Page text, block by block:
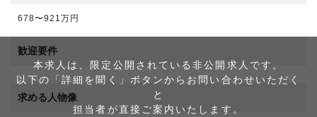
678〜921万円
本求人は、限定公開されている非公開求人です。
以下の「詳細を聞く」ボタンからお問い合わせいただく
と
担当者が直接ご案内いたします。
歓迎要件
求める人物像